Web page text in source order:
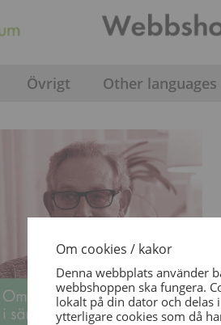
Övrigt Other languages
Om cookies / kakor
Denna webbplats använder
webbshoppen ska fungera.
lokalt på din dator och delas
ytterligare cookies som då